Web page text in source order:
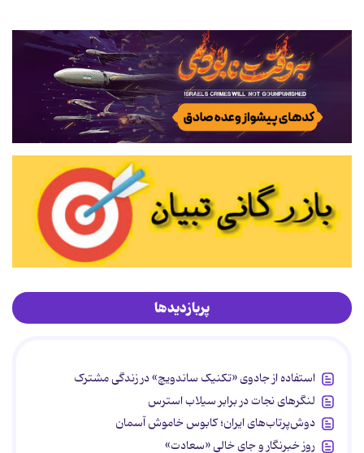
پربازدیدها
استفاده از جادوی «تکنیک ساندویچ» در زندگی مشترک
لنگرهای نجات در برابر سیلاب استرس
دوش‌پرتاب‌های ایران؛ کابوس خاموش آسمان
روز خبرنگار و جای خالی «سعادت»